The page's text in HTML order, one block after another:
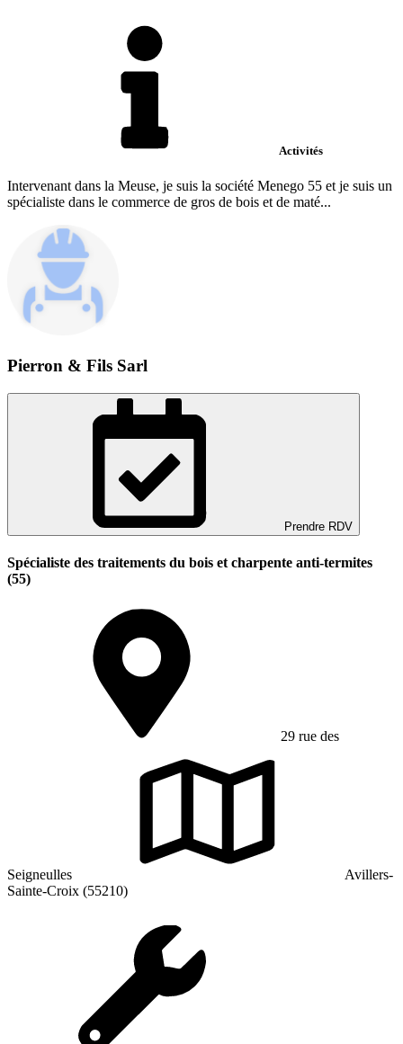
Activités
Intervenant dans la Meuse, je suis la société Menego 55 et je suis un
spécialiste dans le commerce de gros de bois et de maté...
Pierron & Fils Sarl
Prendre RDV
Spécialiste des traitements du bois et charpente anti-termites
(55)
29 rue des
Seigneulles
Avillers-
Sainte-Croix (55210)